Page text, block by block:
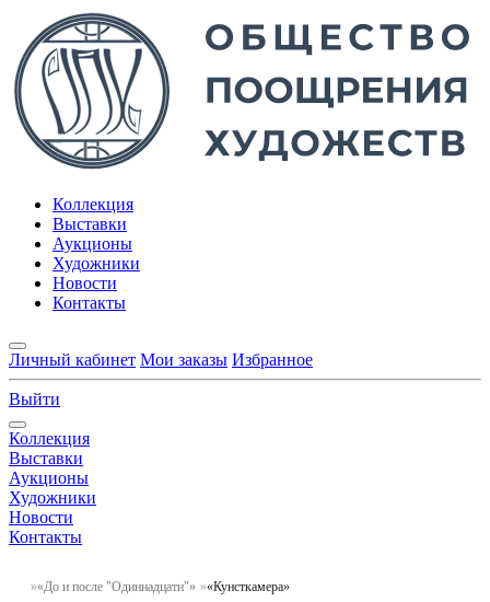
Коллекция
Выставки
Аукционы
Художники
Новости
Контакты
Личный кабинет Мои заказы Избранное
Выйти
Коллекция
Выставки
Аукционы
Художники
Новости
Контакты
«До и после "Одиннадцати"» «Кунсткамера»